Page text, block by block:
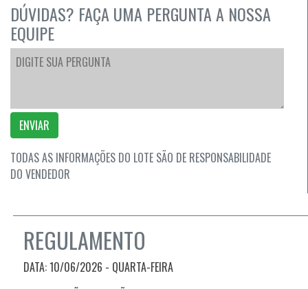
DÚVIDAS? FAÇA UMA PERGUNTA A NOSSA
EQUIPE
ENVIAR
TODAS AS INFORMAÇÕES DO LOTE SÃO DE RESPONSABILIDADE
DO VENDEDOR
REGULAMENTO
DATA: 10/06/2026 - QUARTA-FEIRA